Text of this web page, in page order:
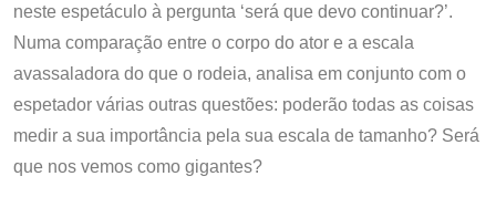
neste espetáculo à pergunta ‘será que devo continuar?’.
Numa comparação entre o corpo do ator e a escala
avassaladora do que o rodeia, analisa em conjunto com o
espetador várias outras questões: poderão todas as coisas
medir a sua importância pela sua escala de tamanho? Será
que nos vemos como gigantes?